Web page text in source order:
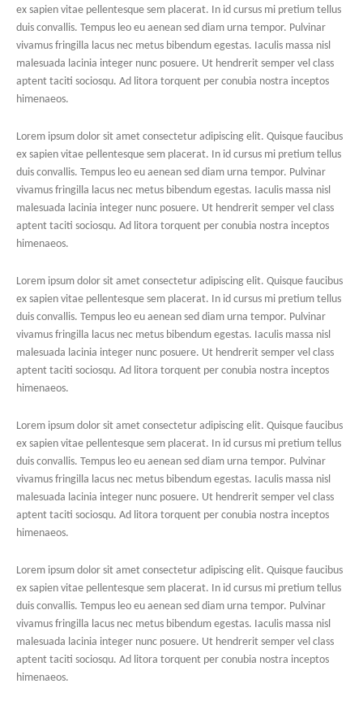
ex sapien vitae pellentesque sem placerat. In id cursus mi pretium tellus
duis convallis. Tempus leo eu aenean sed diam urna tempor. Pulvinar
vivamus fringilla lacus nec metus bibendum egestas. Iaculis massa nisl
malesuada lacinia integer nunc posuere. Ut hendrerit semper vel class
aptent taciti sociosqu. Ad litora torquent per conubia nostra inceptos
himenaeos.
Lorem ipsum dolor sit amet consectetur adipiscing elit. Quisque faucibus
ex sapien vitae pellentesque sem placerat. In id cursus mi pretium tellus
duis convallis. Tempus leo eu aenean sed diam urna tempor. Pulvinar
vivamus fringilla lacus nec metus bibendum egestas. Iaculis massa nisl
malesuada lacinia integer nunc posuere. Ut hendrerit semper vel class
aptent taciti sociosqu. Ad litora torquent per conubia nostra inceptos
himenaeos.
Lorem ipsum dolor sit amet consectetur adipiscing elit. Quisque faucibus
ex sapien vitae pellentesque sem placerat. In id cursus mi pretium tellus
duis convallis. Tempus leo eu aenean sed diam urna tempor. Pulvinar
vivamus fringilla lacus nec metus bibendum egestas. Iaculis massa nisl
malesuada lacinia integer nunc posuere. Ut hendrerit semper vel class
aptent taciti sociosqu. Ad litora torquent per conubia nostra inceptos
himenaeos.
Lorem ipsum dolor sit amet consectetur adipiscing elit. Quisque faucibus
ex sapien vitae pellentesque sem placerat. In id cursus mi pretium tellus
duis convallis. Tempus leo eu aenean sed diam urna tempor. Pulvinar
vivamus fringilla lacus nec metus bibendum egestas. Iaculis massa nisl
malesuada lacinia integer nunc posuere. Ut hendrerit semper vel class
aptent taciti sociosqu. Ad litora torquent per conubia nostra inceptos
himenaeos.
Lorem ipsum dolor sit amet consectetur adipiscing elit. Quisque faucibus
ex sapien vitae pellentesque sem placerat. In id cursus mi pretium tellus
duis convallis. Tempus leo eu aenean sed diam urna tempor. Pulvinar
vivamus fringilla lacus nec metus bibendum egestas. Iaculis massa nisl
malesuada lacinia integer nunc posuere. Ut hendrerit semper vel class
aptent taciti sociosqu. Ad litora torquent per conubia nostra inceptos
himenaeos.